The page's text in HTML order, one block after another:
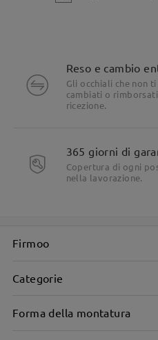
Reso e cambio
Gli occhiali che non
cambiati o
ricezione.
365 giorni di
Copertura di ogni
nella lavorazione.
Firmoo
Categorie
Forma della montatura